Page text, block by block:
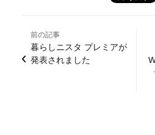
前の記事
暮らしニスタ プレミアが
発表されました